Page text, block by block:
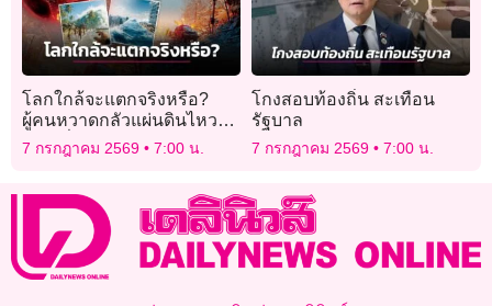
โลกใกล้จะแตกจริงหรือ?
ผู้คนหวาดกลัวแผ่นดินไหว
เขย่าทั่วโลก
7 กรกฎาคม 2569 7:00 น.
โกงสอบท้องถิ่น สะเทือน
รัฐบาล
7 กรกฎาคม 2569 7:00 น.